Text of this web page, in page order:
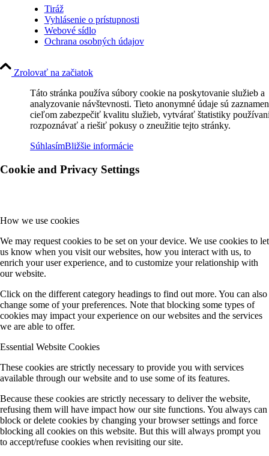
Tiráž
Vyhlásenie o prístupnosti
Webové sídlo
Ochrana osobných údajov
Zrolovať na začiatok
Táto stránka používa súbory cookie na poskytovanie služieb a
analyzovanie návštevnosti. Tieto anonymné údaje sú
cieľom zabezpečiť kvalitu služieb, vytvárať štatistiky
rozpoznávať a riešiť pokusy o zneužitie tejto stránky.
SúhlasímBližšie informácie
Cookie and Privacy Settings
How we use cookies
We may request cookies to be set on your device. We use cookies to let
us know when you visit our websites, how you interact with us, to
enrich your user experience, and to customize your relationship with
our website.
Click on the different category headings to find out more. You can also
change some of your preferences. Note that blocking some types of
cookies may impact your experience on our websites and the services
we are able to offer.
Essential Website Cookies
These cookies are strictly necessary to provide you with services
available through our website and to use some of its features.
Because these cookies are strictly necessary to deliver the website,
refusing them will have impact how our site functions. You always can
block or delete cookies by changing your browser settings and force
blocking all cookies on this website. But this will always prompt you
to accept/refuse cookies when revisiting our site.